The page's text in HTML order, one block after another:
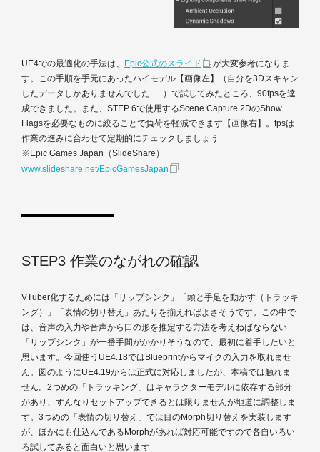
UE4での最適化の手法は、 Epic公式のスライド
が大変参考になりま
す。この手順を手元にあったハイモデル【画像左】（自分を3Dスキャン
したデータしかありませんでした......）で試してみたところ、90fpsを達
成できました。また、STEP 6で使用するScene Capture 2DのShow
Flagsを必要なものに絞ることで負荷を軽減できます【画像右】。fpsは
作業の進みに合わせて定期的にチェックしましょう
※Epic Games Japan（SlideShare）
www.slideshare.net/EpicGamesJapan
STEP3 作業のながれの確認
VTuber化するためには「リップシンク」「頭と手足を動かす（トラッキ
ング）」「表情の切り替え」あたりを揃えればよさそうです。この中で
は、音声の入力や音声から口の形を推定する方法を考えねばならない
「リップシンク」が一番手間がかかりそうなので、最初に着手したいと
思います。今回使うUE4.18ではBlueprintからマイクの入力を取れませ
ん。図のようにUE4.19からは正式に対応しましたが、本稿では触れま
せん。2つめの「トラッキング」はキャラクターモデルに依存する部分
があり、すんなりセットアップできるとは限りませんが地道に調整しま
す。3つめの「表情の切り替え」では目のMorph切り替えを実装します
が、ほかにも仕込んであるMorphがあれば対応可能ですので各自いろい
ろ試してみると面白いと思います